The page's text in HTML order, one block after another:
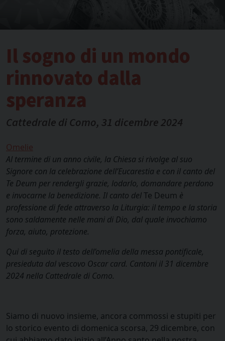
Il sogno di un mondo
rinnovato dalla
speranza
Cattedrale di Como, 31 dicembre 2024
Omelie
Al termine di un anno civile, la Chiesa si rivolge al suo
Signore con la celebrazione dell’Eucarestia e con il canto del
Te Deum per rendergli grazie, lodarlo, domandare perdono
e invocarne la benedizione. Il canto delTe Deum è
professione di fede attraverso la Liturgia: il tempo e la storia
sono saldamente nelle mani di Dio, dal quale invochiamo
forza, aiuto, protezione.
Qui di seguito il testo dell’omelia della messa pontificale,
presieduta dal vescovo Oscar card. Cantoni il 31 dicembre
2024 nella Cattedrale di Como.
Siamo di nuovo insieme, ancora commossi e stupiti per
lo storico evento di domenica scorsa, 29 dicembre, con